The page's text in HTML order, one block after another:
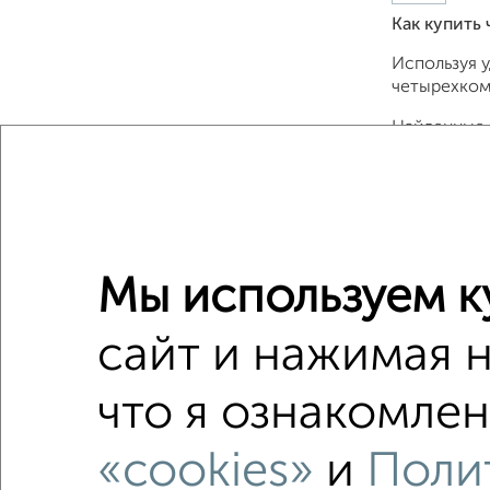
Как
Используя
Найденные
Для
Сайт
Сколько
Цена
Средняя
Мы используем
сайт и нажимая
что я
«cookies» и